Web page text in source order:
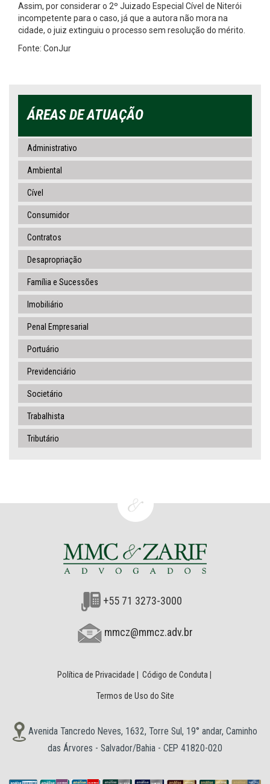
Assim, por considerar o 2º Juizado Especial Cível de Niterói
incompetente para o caso, já que a autora não mora na
cidade, o juiz extinguiu o processo sem resolução do mérito.
Fonte: ConJur
ÁREAS DE ATUAÇÃO
Administrativo
Ambiental
Cível
Consumidor
Contratos
Desapropriação
Família e Sucessões
Imobiliário
Penal Empresarial
Portuário
Previdenciário
Societário
Trabalhista
Tributário
+55 71 3273-3000
mmcz@mmcz.adv.br
Política de Privacidade Código de Conduta
Termos de Uso do Site
Avenida Tancredo Neves, 1632, Torre Sul, 19° andar, Caminho
das Árvores - Salvador/Bahia - CEP 41820-020